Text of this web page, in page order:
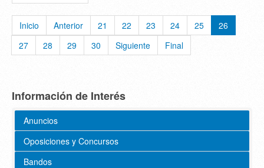
Inicio Anterior 21 22 23 24 25
26
27
28 29 30 Siguiente Final
Información de Interés
Anuncios
Oposiciones y Concursos
Bandos